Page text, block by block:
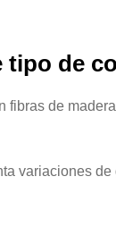
tipo de
fibras de
variaciones